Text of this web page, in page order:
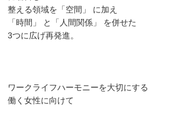
整える領域を「空間」 に加え
「時間」 と「人間関係」 を併せた
3つに広げ再発進。
ワークライフハーモニーを大切にする
働く女性に向けて